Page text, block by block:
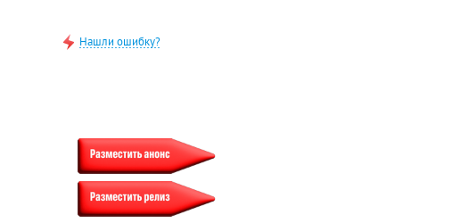
Нашли ошибку?